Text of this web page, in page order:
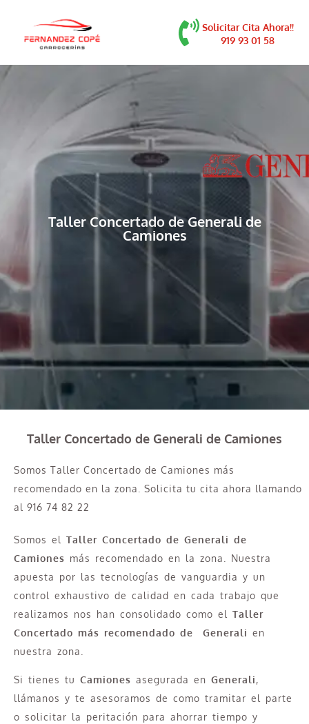
Solicitar Cita Ahora!!
919 93 01 58
Taller Concertado de Generali de
Camiones
Taller Concertado de Generali de Camiones
Somos Taller Concertado de Camiones más
recomendado en la zona. Solicita tu cita ahora llamando
al 916 74 82 22
Somos el Taller Concertado de Generali de
Camiones más recomendado en la zona. Nuestra
apuesta por las tecnologías de vanguardia y un
control exhaustivo de calidad en cada trabajo que
realizamos nos han consolidado como el Taller
Concertado más recomendado de Generali en
nuestra zona.
Si tienes tu Camiones asegurada en Generali,
llámanos y te asesoramos de como tramitar el parte
o solicitar la peritación para ahorrar tiempo y